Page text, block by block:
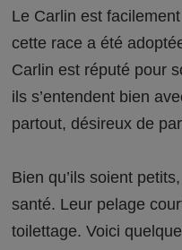
Le Carlin est
cette race a été
Carlin est réputé pour
ils s’entendent bien
partout, désireux de
Bien qu’ils soient
santé. Leur pelage
toilettage. Voici